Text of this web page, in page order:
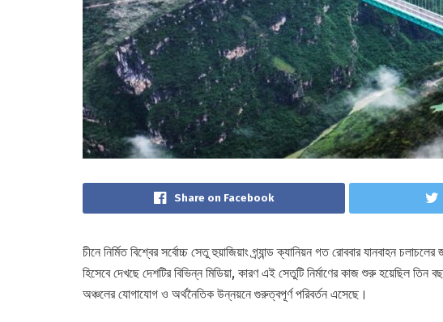
Share on Facebook
চীনে নির্মিত বিশ্বের সর্বোচ্চ সেতু হুয়াজিয়াং গ্র্যান্ড ক্যানিয়ন গত রোববার যানবাহন
হিসেবে দেখছে দেশটির বিভিন্ন মিডিয়া, কারণ এই সেতুটি নির্মাণের কাজ শুরু হয়েছিল
অঞ্চলের যোগাযোগ ও অর্থনৈতিক উন্নয়নে গুরুত্বপূর্ণ পরিবর্তন এসেছে।